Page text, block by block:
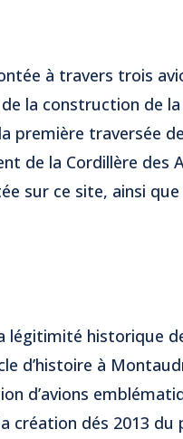
à travers trois
la construction de
première traversée
de la Cordillère des
sur ce site, ainsi
légitimité historique
d’histoire à
d’avions
création dés 2013 du